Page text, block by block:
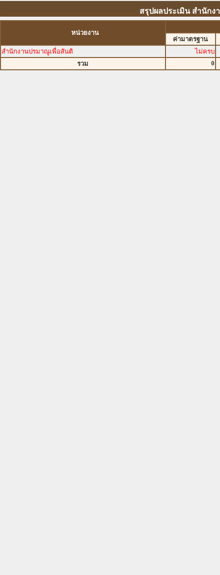
สรุปผลประเมิน สำนักง
หน่วยงาน
ค่ามาตรฐาน
สำนักงานปรมาณูเพื่อสันติ
ไม่ครบ
รวม
0